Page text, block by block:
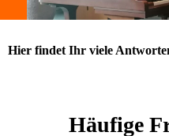
Hier findet Ihr viele